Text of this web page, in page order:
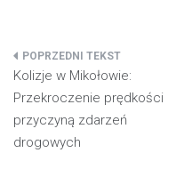
Nawigacja
wpisu
Kolizje w Mikołowie:
Przekroczenie prędkości
przyczyną zdarzeń
drogowych